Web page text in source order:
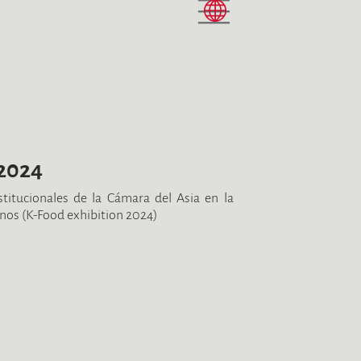
de la Cámara del Asia en la
(K-Food exhibition 2024)